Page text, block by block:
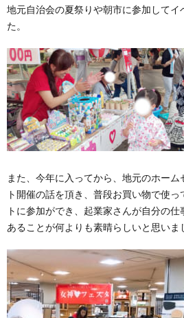
地元自治会の夏祭りや朝市に参加してイ
た。
また、今年に入ってから、地元のホー
ト開催の話を頂き、普段お買い物で使
トに参加ができ、起業家さんが自分の
あることが何よりも素晴らしいと思いま